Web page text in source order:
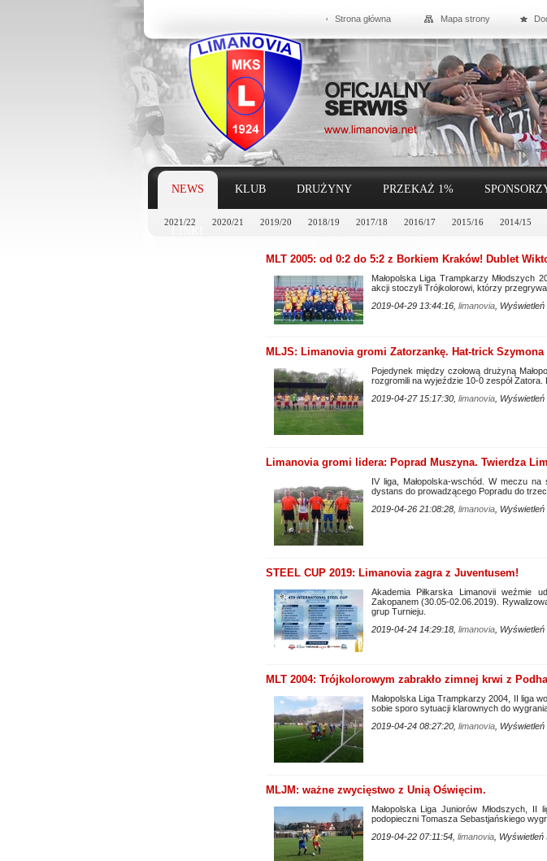
Strona główna Mapa strony
NEWS
2021/22 2020/21 2019/20 2018/19 2017/18 2016/17 2015/16 2014/15
KLUB DRUŻYNY PRZEKAŻ 1%
MLT 2005: od 0:2 do 5:2 z Borkiem Kraków! Dublet
Małopolska Liga Trampkarzy Młodszych
akcji stoczyli Trójkolorowi, którzy
2019-04-29 13:44:16, limanovia, Wyświetleń
MLJS: Limanovia gromi Zatorzankę. Hat-trick Szymona
Pojedynek między czołową drużyną
rozgromili na wyjeździe 10-0 zespół Zatora.
2019-04-27 15:17:30, limanovia, Wyświetleń
Limanovia gromi lidera: Poprad Muszyna. Twierdza
IV liga, Małopolska-wschód. W meczu
dystans do prowadzącego Popradu do
2019-04-26 21:08:28, limanovia, Wyświetleń
STEEL CUP 2019: Limanovia zagra z Juventusem!
Akademia Piłkarska Limanovii weźmie
Zakopanem (30.05-02.06.2019).
grup Turnieju.
2019-04-24 14:29:18, limanovia, Wyświetleń
MLT 2004: Trójkolorowym zabrakło zimnej krwi z
Małopolska Liga Trampkarzy 2004, II liga
sobie sporo sytuacji klarownych do
2019-04-24 08:27:20, limanovia, Wyświetleń
MLJM: ważne zwycięstwo z Unią Oświęcim.
Małopolska Liga Juniorów Młodszych, II
podopieczni Tomasza Sebastjańskiego
2019-04-22 07:11:54, limanovia, Wyświetleń